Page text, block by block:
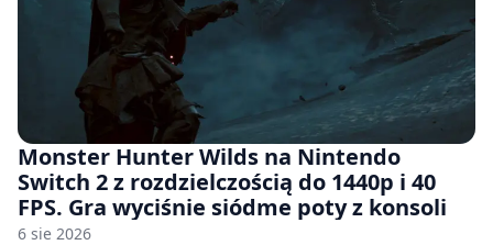
Monster Hunter Wilds na Nintendo
Switch 2 z rozdzielczością do 1440p i 40
FPS. Gra wyciśnie siódme poty z konsoli
6 sie 2026